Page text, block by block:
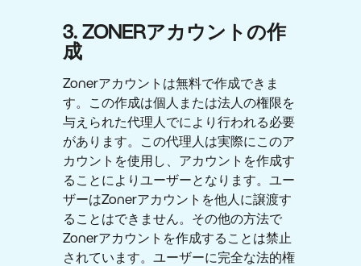
3. ZONERアカウントの作
成
Zonerアカウントは無料で作成できま
す。この作成は個人または法人の権限を
与えられた代理人でにより行われる必要
があります。この代理人は実際にこのア
カウントを使用し、アカウントを作成す
ることによりユーザーとなります。ユー
ザーはZonerアカウントを他人に譲渡す
ることはできません。その他の方法で
Zonerアカウントを作成することは禁止
されています。ユーザーに完全な法的権